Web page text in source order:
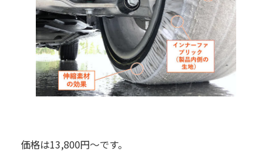
価格は13,800円～です。